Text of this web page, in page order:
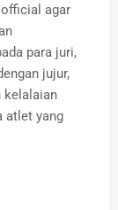
agar
para juri,
jujur,
kelalaian
atlet yang